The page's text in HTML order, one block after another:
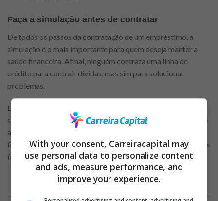
Faça a simulação antes de contratar
De todos os passos da contratação de um empréstimo, a
simulação é o mais importante para quem deseja manter a
saúde financeira. Afinal, ninguém contrata uma linha de
crédito para contrair dívidas, mas sim para solucionar
problemas.
Dito isso, simular o empréstimo Usecasa antes de contratar
se torna indispensável. Planejar os gastos antecipadamente é
a principal maneira de não causar desequilíbrio no seu
financeiro. Você sabe quais os riscos de perder o controle das
finanças?
Anuncio
With your consent, Carreiracapital may
use personal data to personalize content
and ads, measure performance, and
improve your experience.